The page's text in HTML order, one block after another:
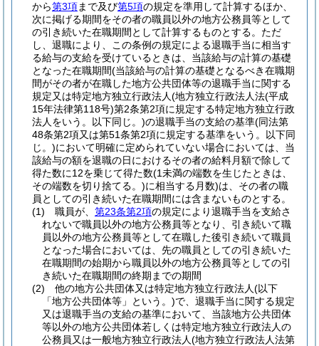
から第3項まで及び第5項の規定を準用して計算するほか、
次に掲げる期間をその者の職員以外の地方公務員等として
の引き続いた在職期間として計算するものとする。 ただ
し、退職により、この条例の規定による退職手当に相当す
る給与の支給を受けているときは、当該給与の計算の基礎
となった在職期間(当該給与の計算の基礎となるべき在職期
間がその者が在職した地方公共団体等の退職手当に関する
規定又は特定地方独立行政法人(地方独立行政法人法(平成
15年法律第118号)第2条第2項に規定する特定地方独立行政
法人をいう。以下同じ。)の退職手当の支給の基準(同法第
48条第2項又は第51条第2項に規定する基準をいう。以下同
じ。)において明確に定められていない場合においては、当
該給与の額を退職の日におけるその者の給料月額で除して
得た数に12を乗じて得た数(1未満の端数を生じたときは、
その端数を切り捨てる。)に相当する月数)は、その者の職
員としての引き続いた在職期間には含まないものとする。
(1)
職員が、 第23条第2項の規定により退職手当を支給さ
れないで職員以外の地方公務員等となり、引き続いて職
員以外の地方公務員等として在職した後引き続いて職員
となった場合においては、先の職員としての引き続いた
在職期間の始期から職員以外の地方公務員等としての引
き続いた在職期間の終期までの期間
(2)
他の地方公共団体又は特定地方独立行政法人(以下
「地方公共団体等」という。)で、退職手当に関する規定
又は退職手当の支給の基準において、当該地方公共団体
等以外の地方公共団体若しくは特定地方独立行政法人の
公務員又は一般地方独立行政法人(地方独立行政法人法第